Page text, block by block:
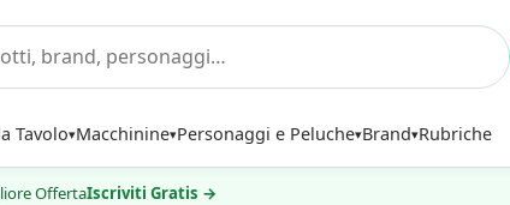
Tavolo Macchinine Personaggi e Peluche Brand Rubriche
OffertaIscriviti Gratis →